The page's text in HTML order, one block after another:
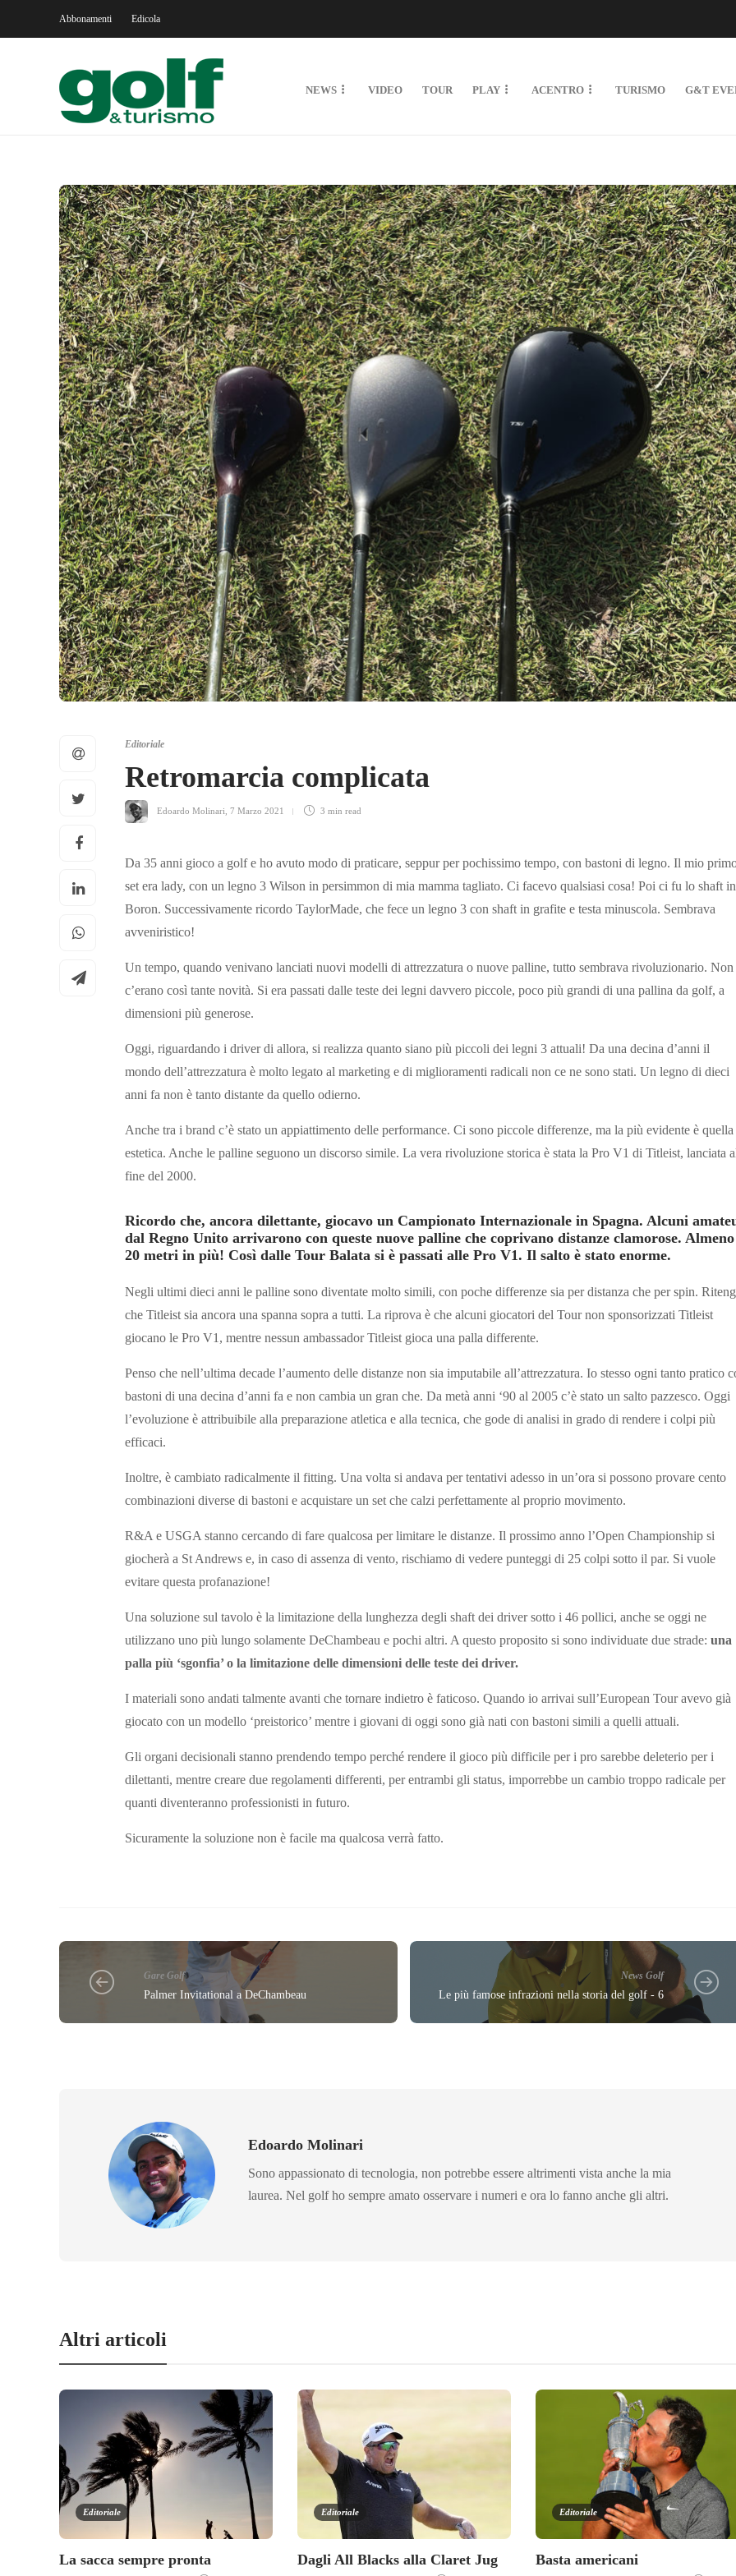
Abbonamenti Edicola
NEWS VIDEO TOUR PLAY ACENTRO TURISMO G&T
Editoriale
Retromarcia complicata
Edoardo Molinari 7 Marzo 2021 3 min read
Da 35 anni gioco a golf e ho avuto modo di praticare, seppur per pochissimo tempo, con bastoni di legno. Il mio
set era lady, con un legno 3 Wilson in persimmon di mia mamma tagliato. Ci facevo qualsiasi cosa! Poi ci fu lo shaft in
Boron. Successivamente ricordo TaylorMade, che fece un legno 3 con shaft in grafite e testa minuscola. Sembrava
avveniristico!
Un tempo, quando venivano lanciati nuovi modelli di attrezzatura o nuove palline, tutto sembrava rivoluzionario. Non
c’erano così tante novità. Si era passati dalle teste dei legni davvero piccole, poco più grandi di una pallina da golf, a
dimensioni più generose.
Oggi, riguardando i driver di allora, si realizza quanto siano più piccoli dei legni 3 attuali! Da una decina d’anni il
mondo dell’attrezzatura è molto legato al marketing e di miglioramenti radicali non ce ne sono stati. Un legno di dieci
anni fa non è tanto distante da quello odierno.
Anche tra i brand c’è stato un appiattimento delle performance. Ci sono piccole differenze, ma la più evidente è quella
estetica. Anche le palline seguono un discorso simile. La vera rivoluzione storica è stata la Pro V1 di Titleist, lanciata
fine del 2000.
Ricordo che, ancora dilettante, giocavo un Campionato Internazionale in Spagna. Alcuni
dal Regno Unito arrivarono con queste nuove palline che coprivano distanze clamorose. Almeno
20 metri in più! Così dalle Tour Balata si è passati alle Pro V1. Il salto è stato enorme.
Negli ultimi dieci anni le palline sono diventate molto simili, con poche differenze sia per distanza che per spin.
che Titleist sia ancora una spanna sopra a tutti. La riprova è che alcuni giocatori del Tour non sponsorizzati Titleist
giocano le Pro V1, mentre nessun ambassador Titleist gioca una palla differente.
Penso che nell’ultima decade l’aumento delle distanze non sia imputabile all’attrezzatura. Io stesso ogni tanto pratico
bastoni di una decina d’anni fa e non cambia un gran che. Da metà anni ‘90 al 2005 c’è stato un salto pazzesco. Oggi
l’evoluzione è attribuibile alla preparazione atletica e alla tecnica, che gode di analisi in grado di rendere i colpi più
efficaci.
Inoltre, è cambiato radicalmente il fitting. Una volta si andava per tentativi adesso in un’ora si possono provare cento
combinazioni diverse di bastoni e acquistare un set che calzi perfettamente al proprio movimento.
R&A e USGA stanno cercando di fare qualcosa per limitare le distanze. Il prossimo anno l’Open Championship si
giocherà a St Andrews e, in caso di assenza di vento, rischiamo di vedere punteggi di 25 colpi sotto il par. Si vuole
evitare questa profanazione!
Una soluzione sul tavolo è la limitazione della lunghezza degli shaft dei driver sotto i 46 pollici, anche se oggi ne
utilizzano uno più lungo solamente DeChambeau e pochi altri. A questo proposito si sono individuate due strade: una
palla più ‘sgonfia’ o la limitazione delle dimensioni delle teste dei driver.
I materiali sono andati talmente avanti che tornare indietro è faticoso. Quando io arrivai sull’European Tour avevo già
giocato con un modello ‘preistorico’ mentre i giovani di oggi sono già nati con bastoni simili a quelli attuali.
Gli organi decisionali stanno prendendo tempo perché rendere il gioco più difficile per i pro sarebbe deleterio per i
dilettanti, mentre creare due regolamenti differenti, per entrambi gli status, imporrebbe un cambio troppo radicale per
quanti diventeranno professionisti in futuro.
Sicuramente la soluzione non è facile ma qualcosa verrà fatto.
Gare Golf
Palmer Invitational a DeChambeau
News Golf
Le più famose infrazioni nella storia del golf - 6
Edoardo Molinari
Sono appassionato di tecnologia, non potrebbe essere altrimenti vista anche la mia
laurea. Nel golf ho sempre amato osservare i numeri e ora lo fanno anche gli altri.
Altri articoli
Editoriale
La sacca sempre pronta
Editoriale
Dagli All Blacks alla Claret Jug
Editoriale
Basta americani